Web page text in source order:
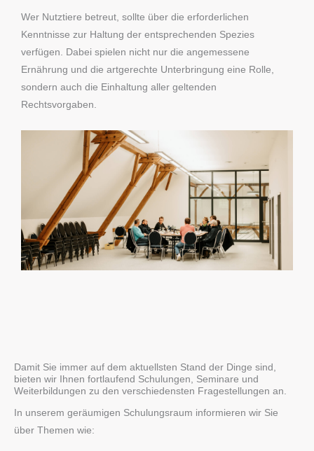
Wer Nutztiere betreut, sollte über die erforderlichen
Kenntnisse zur Haltung der entsprechenden Spezies
verfügen. Dabei spielen nicht nur die angemessene
Ernährung und die artgerechte Unterbringung eine Rolle,
sondern auch die Einhaltung aller geltenden
Rechtsvorgaben.​
Damit Sie immer auf dem aktuellsten Stand der Dinge sind,
bieten wir Ihnen fortlaufend Schulungen, Seminare und
Weiterbildungen zu den verschiedensten Fragestellungen an.
In unserem geräumigen Schulungsraum informieren wir Sie
über Themen wie: